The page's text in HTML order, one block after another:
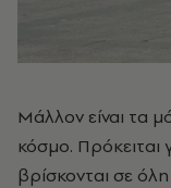
Μάλλον είναι τα
κόσμο. Πρόκειται
βρίσκονται σε